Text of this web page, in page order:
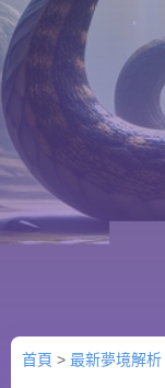
首頁 > 最新夢境解析